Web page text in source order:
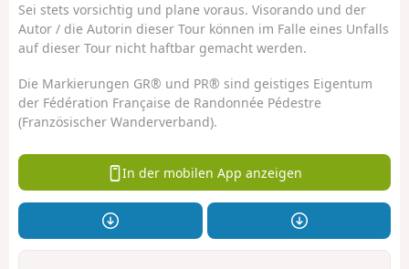
Sei stets vorsichtig und plane voraus. Visorando und der
Autor / die Autorin dieser Tour können im Falle eines Unfalls
auf dieser Tour nicht haftbar gemacht werden.
Die Markierungen GR® und PR® sind geistiges Eigentum
der Fédération Française de Randonnée Pédestre
(Französischer Wanderverband).
In der mobilen App anzeigen